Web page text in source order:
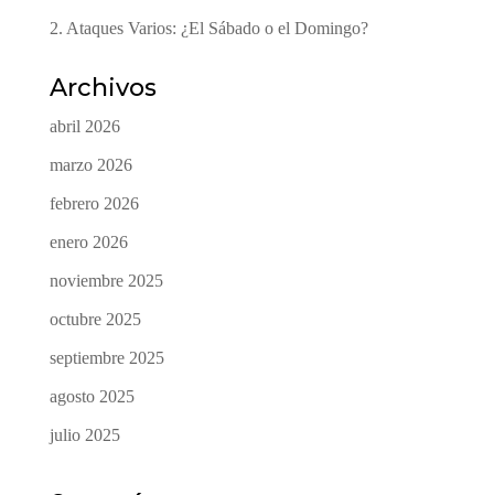
2. Ataques Varios: ¿El Sábado o el Domingo?
Archivos
abril 2026
marzo 2026
febrero 2026
enero 2026
noviembre 2025
octubre 2025
septiembre 2025
agosto 2025
julio 2025